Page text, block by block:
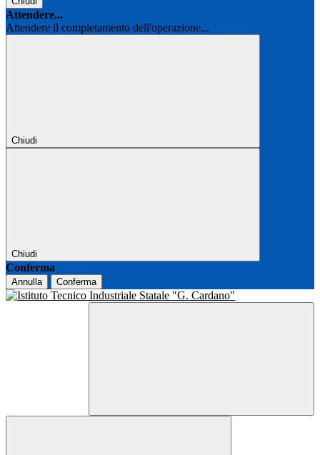
Attendere...
Attendere il completamento dell'operazione...
Chiudi
Chiudi
Conferma
Annulla Conferma